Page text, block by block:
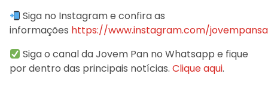
Siga no Instagram e confira as
informações https://www.instagram.com/
Siga o canal da Jovem Pan no Whatsapp e fique
por dentro das principais notícias. Clique aqui.